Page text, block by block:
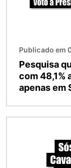
Publicado em
Pesquisa
com 48,1%
apenas em